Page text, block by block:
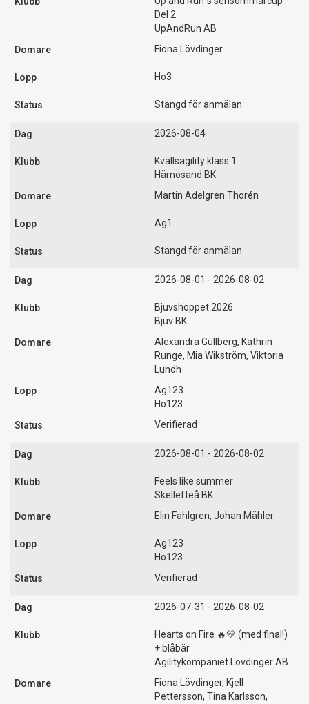
Del 2
UpAndRun AB
Fiona Lövdinger
Ho3
Stängd för anmälan
2026-08-04
Kvällsagility klass 1
Härnösand BK
Martin Adelgren Thorén
Ag1
Stängd för anmälan
2026-08-01 - 2026-08-02
Bjuvshoppet 2026
Bjuv BK
Alexandra Gullberg, Kathrin
Runge, Mia Wikström, Viktoria
Lundh
Ag123
Ho123
Verifierad
2026-08-01 - 2026-08-02
Feels like summer
Skellefteå BK
Elin Fahlgren, Johan Mähler
Ag123
Ho123
Verifierad
2026-07-31 - 2026-08-02
Hearts on Fire 🔥💛 (med final!)
+ blåbär
Agilitykompaniet Lövdinger AB
Fiona Lövdinger, Kjell
Pettersson, Tina Karlsson,